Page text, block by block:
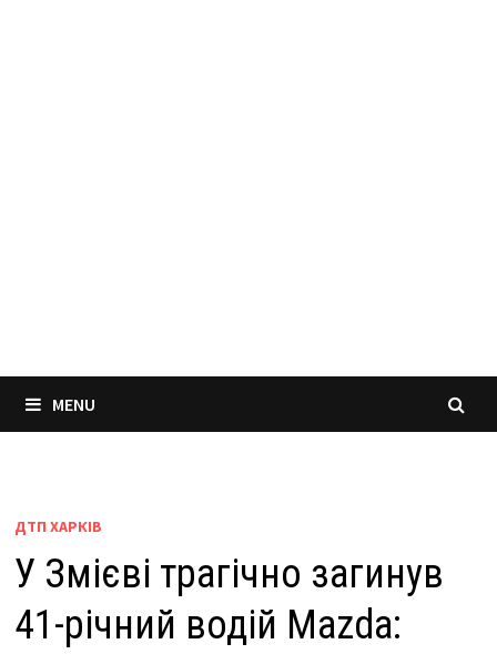
MENU
ДТП ХАРКІВ
У Змієві трагічно загинув
41-річний водій Mazda: